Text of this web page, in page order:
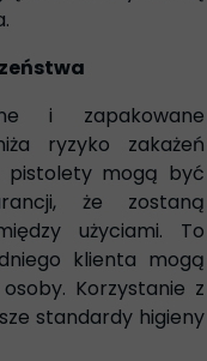
i zapakowane
ryzyko zakażeń
pistolety mogą być
że zostaną
użyciami. To
klienta mogą
Korzystanie z
standardy higieny